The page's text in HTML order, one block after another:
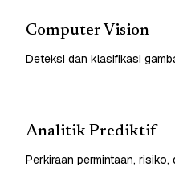
Computer Vision
Deteksi dan klasifikasi
Analitik Prediktif
Perkiraan permintaan,